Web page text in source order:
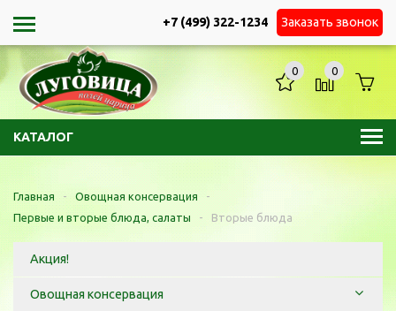
+7 (499) 322-1234 Заказать звонок
КАТАЛОГ
0 0
Главная - Овощная консервация
-
Первые и вторые блюда, салаты
- Вторые блюда
Акция!
Овощная консервация